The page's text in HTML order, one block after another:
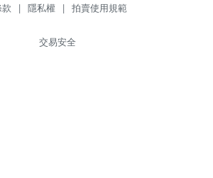
| 隱私權 | 拍賣使用規範
交易安全